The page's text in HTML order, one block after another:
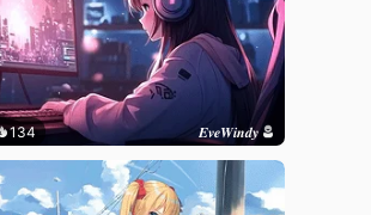
134 𝑬𝒗𝒆𝑾𝒊𝒏𝒅𝒚